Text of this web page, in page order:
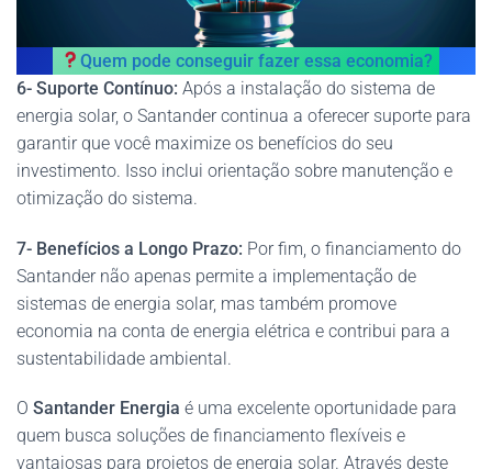
Quem pode conseguir fazer essa economia?
6- Suporte Contínuo: Após a instalação do sistema de
energia solar, o Santander continua a oferecer suporte para
garantir que você maximize os benefícios do seu
investimento. Isso inclui orientação sobre manutenção e
otimização do sistema.
7- Benefícios a Longo Prazo: Por fim, o financiamento do
Santander não apenas permite a implementação de
sistemas de energia solar, mas também promove
economia na conta de energia elétrica e contribui para a
sustentabilidade ambiental.
O Santander Energia é uma excelente oportunidade para
quem busca soluções de financiamento flexíveis e
vantajosas para projetos de energia solar. Através deste